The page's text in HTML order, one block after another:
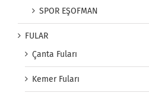
SPOR EŞOFMAN
FULAR
Çanta Fuları
Kemer Fuları